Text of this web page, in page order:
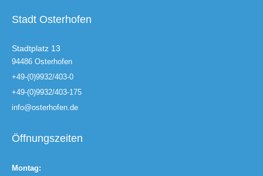
Stadt Osterhofen
Stadtplatz 13
94486 Osterhofen
+49-(0)9932/403-0
+49-(0)9932/403-175
info@osterhofen.de
Öffnungszeiten
Montag: